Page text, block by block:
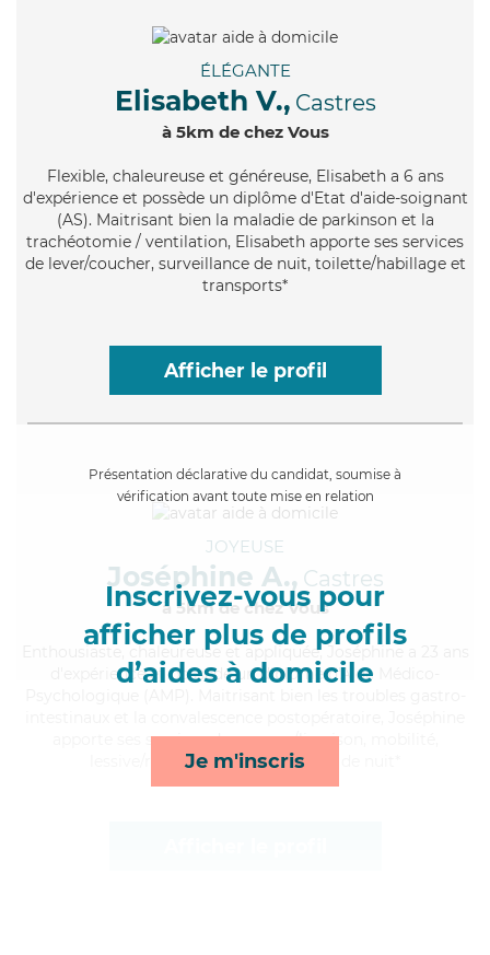
ÉLÉGANTE
Elisabeth V., Castres
à 5km de chez Vous
Flexible, chaleureuse et généreuse, Elisabeth a 6 ans
d'expérience et possède un diplôme d'Etat d'aide-soignant
(AS). Maitrisant bien la maladie de parkinson et la
trachéotomie / ventilation, Elisabeth apporte ses services
de lever/coucher, surveillance de nuit, toilette/habillage et
transports*
Afficher le profil
Présentation déclarative du candidat, soumise à
vérification avant toute mise en relation
Inscrivez-vous pour
afficher plus de profils
d’aides à domicile
Je m'inscris
JOYEUSE
Joséphine A., Castres
à 5km de chez Vous
, chaleureuse et appliquée, Joséphine a 23 ans
d'expérience et possède un diplôme d'Aide Médico-
apporte ses services de courses/livraison, mobilité,
lessive/repassage et surveillance de nuit*